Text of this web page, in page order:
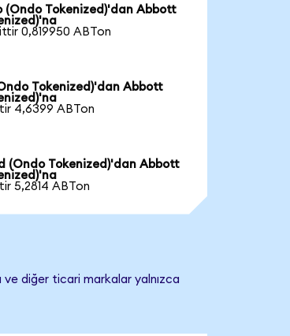
(Ondo Tokenized)'dan Abbott
0,819950 ABTon
Tokenized)'dan Abbott
4,6399 ABTon
(Ondo Tokenized)'dan Abbott
5,2814 ABTon
diğer ticari markalar yalnızca